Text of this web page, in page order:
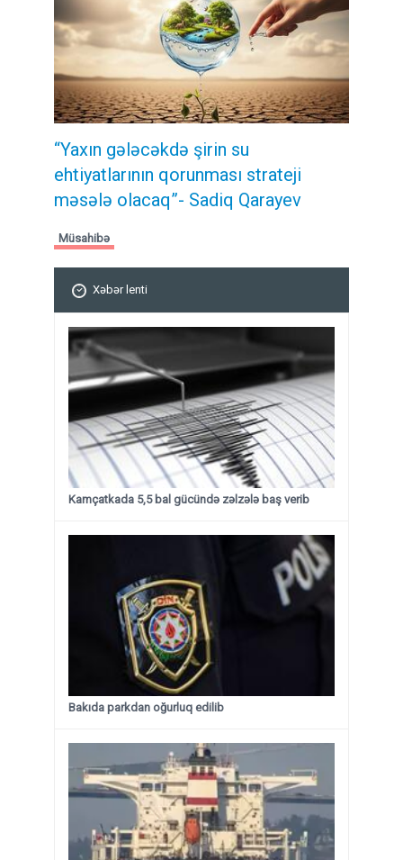
“Yaxın gələcəkdə şirin su
ehtiyatlarının qorunması strateji
məsələ olacaq”- Sadiq Qarayev
Müsahibə
Xəbər lenti
Kamçatkada 5,5 bal gücündə zəlzələ baş verib
Bakıda parkdan oğurluq edilib